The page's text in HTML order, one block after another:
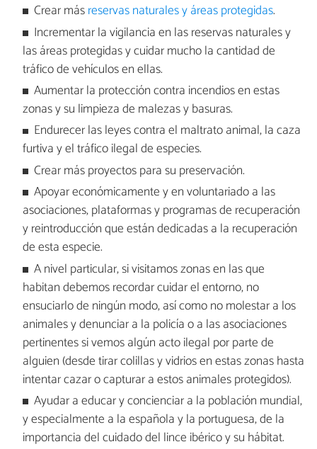
Crear másreservas naturales y áreas protegidas.
Incrementar la vigilancia en las reservas naturales y
las áreas protegidas y cuidar mucho la cantidad de
tráfico de vehículos en ellas.
Aumentar la protección contra incendios en estas
zonas y su limpieza de malezas y basuras.
Endurecer las leyes contra el maltrato animal, la caza
furtiva y el tráfico ilegal de especies.
Crear más proyectos para su preservación.
Apoyar económicamente y en voluntariado a las
asociaciones, plataformas y programas de recuperación
y reintroducción que están dedicadas a la recuperación
de esta especie.
A nivel particular, si visitamos zonas en las que
habitan debemos recordar cuidar el entorno, no
ensuciarlo de ningún modo, así como no molestar a los
animales y denunciar a la policía o a las asociaciones
pertinentes si vemos algún acto ilegal por parte de
alguien (desde tirar colillas y vidrios en estas zonas hasta
intentar cazar o capturar a estos animales protegidos).
Ayudar a educar y concienciar a la población mundial,
y especialmente a la española y la portuguesa, de la
importancia del cuidado del lince ibérico y su hábitat.